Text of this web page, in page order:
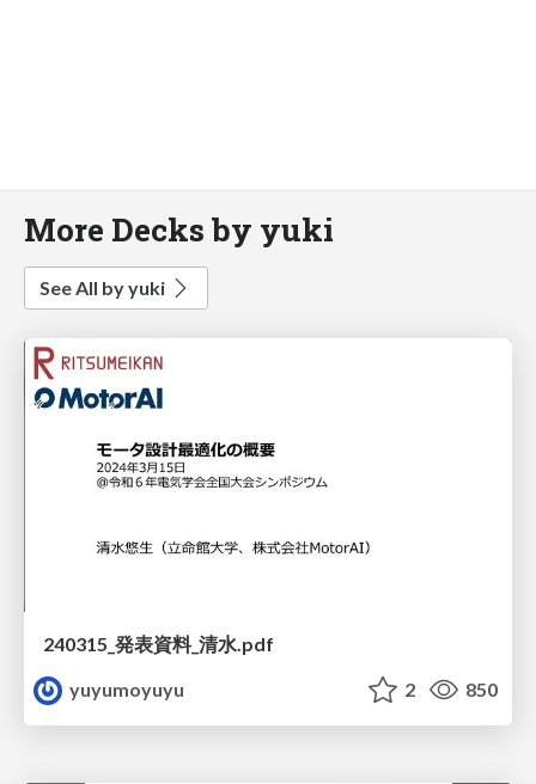
More Decks by yuki
See All by yuki
240315_発表資料_清水.pdf
yuyumoyuyu
2 850